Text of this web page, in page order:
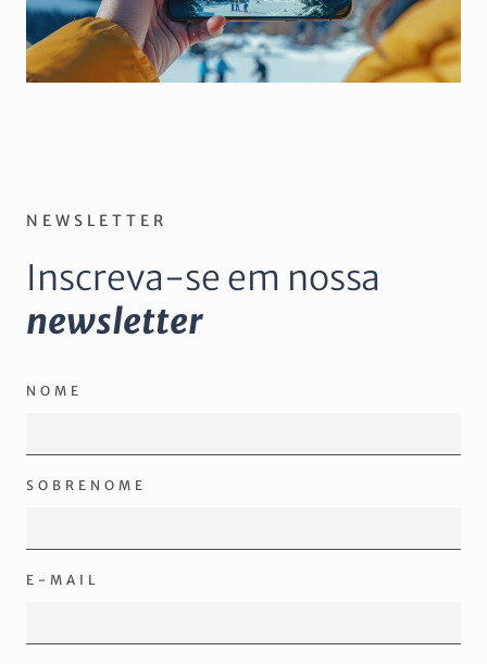
NEWSLETTER
Inscreva-se em nossa
newsletter
NOME
SOBRENOME
E-MAIL